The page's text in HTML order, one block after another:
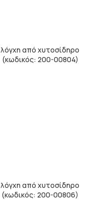
λόγχη από χυτοσίδηρο
(κωδικός: 200-00804)
λόγχη από χυτοσίδηρο
(κωδικός: 200-00806)